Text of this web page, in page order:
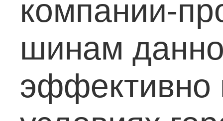
компании-
шинам
эффективно